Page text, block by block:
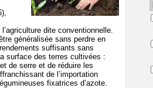
dite conventionnelle.
généralisée sans perdre en
suffisants sans
surface des terres cultivées :
de serre et de réduire les
de l’importation
fixatrices d’azote.